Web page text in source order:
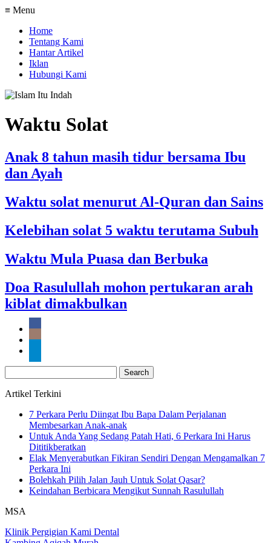
≡ Menu
Home
Tentang Kami
Hantar Artikel
Iklan
Hubungi Kami
Waktu Solat
Anak 8 tahun masih tidur bersama Ibu
dan Ayah
Waktu solat menurut Al-Quran dan Sains
Kelebihan solat 5 waktu terutama Subuh
Waktu Mula Puasa dan Berbuka
Doa Rasulullah mohon pertukaran arah
kiblat dimakbulkan
for:
Artikel Terkini
7 Perkara Perlu Diingat Ibu Bapa Dalam Perjalanan
Membesarkan Anak-anak
Untuk Anda Yang Sedang Patah Hati, 6 Perkara Ini Harus
Dititikberatkan
Elak Menyerabutkan Fikiran Sendiri Dengan Mengamalkan 7
Perkara Ini
Bolehkah Pilih Jalan Jauh Untuk Solat Qasar?
Keindahan Berbicara Mengikut Sunnah Rasulullah
MSA
Klinik Pergigian Kami Dental